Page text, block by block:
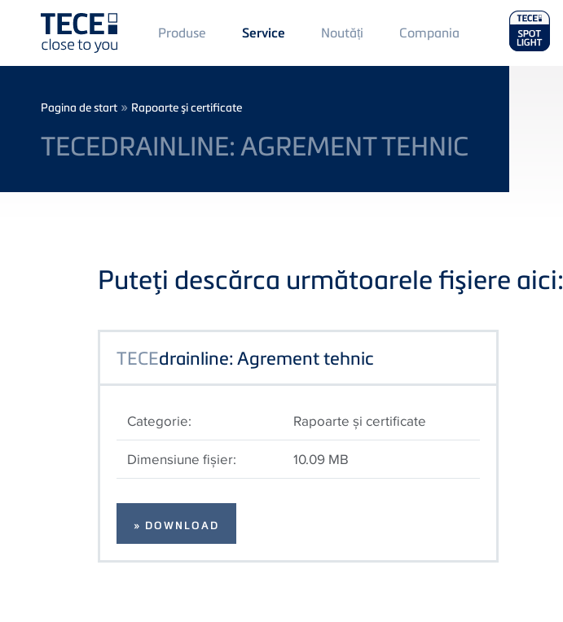
Main
Menü
1
Produse Service Noutăți Main
Menu
2
Compania
Breadcrumb
Pagina de start » Rapoarte şi certificate
TECEDRAINLINE: AGREMENT TEHNIC
Puteţi descărca următoarele fişiere aici:
TECEdrainline: Agrement tehnic
Categorie:
Rapoarte şi certificate
Dimensiune fişier:
10.09 MB
» DOWNLOAD